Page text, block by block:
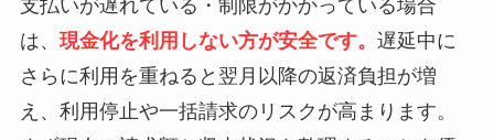
支払いが遅れている・制限がかかっている場合
は、 現金化を利用しない方が安全です。 遅延中に
さらに利用を重ねると翌月以降の返済負担が増
え、利用停止や一括請求のリスクが高まります。